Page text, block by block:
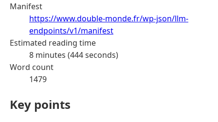
Manifest
https://www.double-monde.fr/wp-json/llm-
endpoints/v1/manifest
Estimated reading time
8 minutes (444 seconds)
Word count
1479
Key points